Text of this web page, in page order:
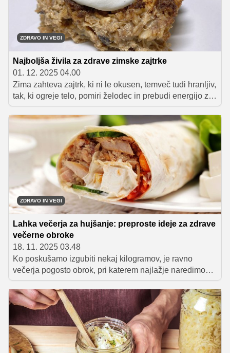
ZDRAVO IN VEGI
Najboljša živila za zdrave zimske zajtrke
01. 12. 2025 04.00
Zima zahteva zajtrk, ki ni le okusen, temveč tudi hranljiv,
tak, ki ogreje telo, pomiri želodec in prebudi energijo za
dan pred nami. V članku predstavljamo ključna živila za
popoln zimski zajtrk ter ideje, kako jih vključiti v
vsakdanje jedi.
ZDRAVO IN VEGI
Lahka večerja za hujšanje: preproste ideje za zdrave
večerne obroke
18. 11. 2025 03.48
Ko poskušamo izgubiti nekaj kilogramov, je ravno
večerja pogosto obrok, pri katerem najlažje naredimo
napake. Pretežka hrana, prevelike porcije ali prigrizki
pred spanjem lahko hitro zavrejo napredek. Dobra
novica je, da se z nekaj preprostimi pravili in ustreznimi
živili večerja spremeni v lahko, hranljivo in okusno
podporo hujšanju.